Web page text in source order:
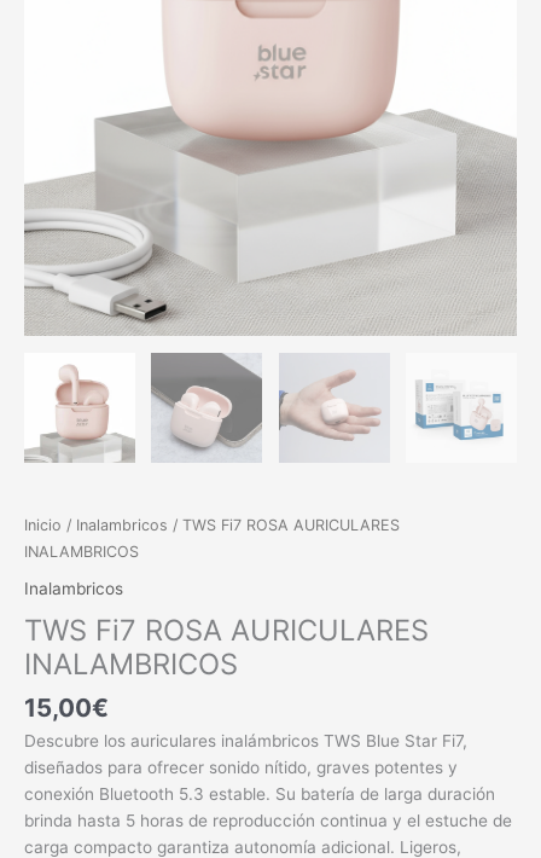
Inicio / Inalambricos / TWS Fi7 ROSA AURICULARES
INALAMBRICOS
Inalambricos
TWS Fi7 ROSA AURICULARES
INALAMBRICOS
15,00€
Descubre los auriculares inalámbricos TWS Blue Star Fi7,
diseñados para ofrecer sonido nítido, graves potentes y
conexión Bluetooth 5.3 estable. Su batería de larga duración
brinda hasta 5 horas de reproducción continua y el estuche de
carga compacto garantiza autonomía adicional. Ligeros,